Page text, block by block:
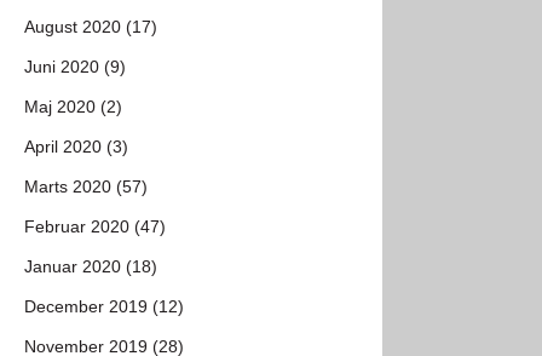
August 2020 (17)
Juni 2020 (9)
Maj 2020 (2)
April 2020 (3)
Marts 2020 (57)
Februar 2020 (47)
Januar 2020 (18)
December 2019 (12)
November 2019 (28)